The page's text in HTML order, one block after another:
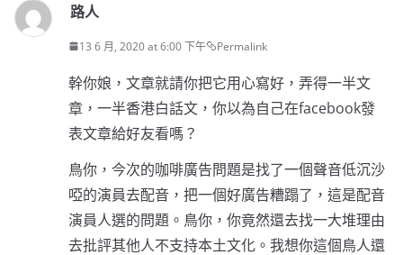
路人
13 6 月, 2020 at 6:00 下午 Permalink
幹你娘，文章就請你把它用心寫好，弄得一半文
章，一半香港白話文，你以為自己在facebook發
表文章給好友看嗎？
鳥你，今次的咖啡廣告問題是找了一個聲音低沉沙
啞的演員去配音，把一個好廣告糟蹋了，這是配音
演員人選的問題。鳥你，你竟然還去找一大堆理由
去批評其他人不支持本土文化。我想你這個鳥人還